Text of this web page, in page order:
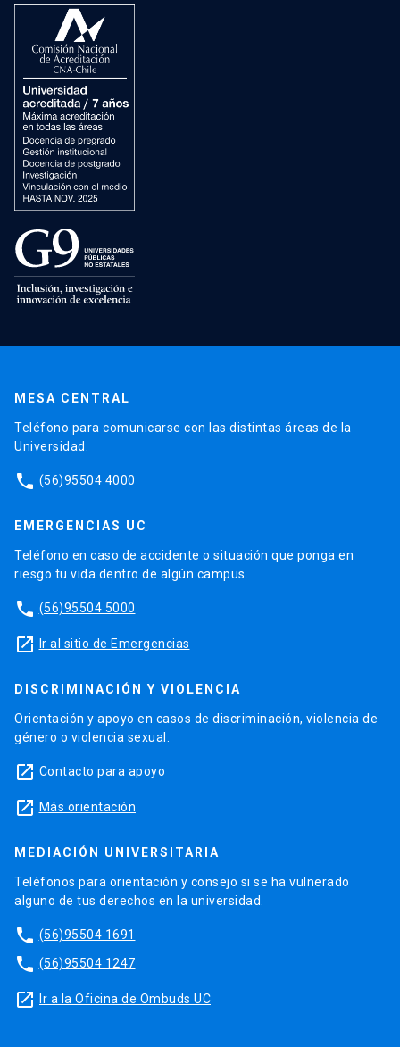
MESA CENTRAL
Teléfono para comunicarse con las distintas áreas de la
Universidad.
phone (56)95504 4000
EMERGENCIAS UC
Teléfono en caso de accidente o situación que ponga en
riesgo tu vida dentro de algún campus.
phone (56)95504 5000
launch Ir al sitio de Emergencias
DISCRIMINACIÓN Y VIOLENCIA
Orientación y apoyo en casos de discriminación, violencia de
género o violencia sexual.
launch Contacto para apoyo
launch Más orientación
MEDIACIÓN UNIVERSITARIA
Teléfonos para orientación y consejo si se ha vulnerado
alguno de tus derechos en la universidad.
phone (56)95504 1691
phone (56)95504 1247
launch Ir a la Oficina de Ombuds UC